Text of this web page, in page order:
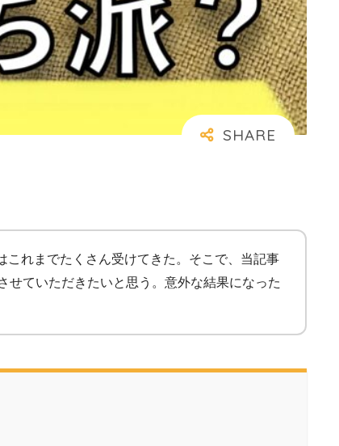
これまでたくさん受けてきた。そこで、当記事
せていただきたいと思う。意外な結果になった